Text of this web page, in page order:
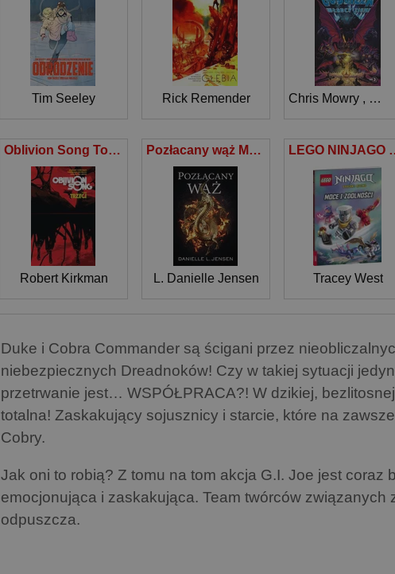
Tim Seeley Rick Remender Chris Mowry , Matt
Oblivion Song Tom 3
Robert Kirkman
Pozłacany wąż Mroczne wybrzeża Tom 3
L. Danielle Jensen
LEGO
Tracey West
Duke i Cobra Commander są ścigani przez
niebezpiecznych Dreadnoków! Czy w takiej sytuacji
przetrwanie jest… WSPÓŁPRACA?! W dzikiej,
totalna! Zaskakujący sojusznicy i starcie, które na
Cobry.
Jak oni to robią? Z tomu na tom akcja G.I. Joe jest coraz
emocjonująca i zaskakująca. Team twórców związanych
odpuszcza.